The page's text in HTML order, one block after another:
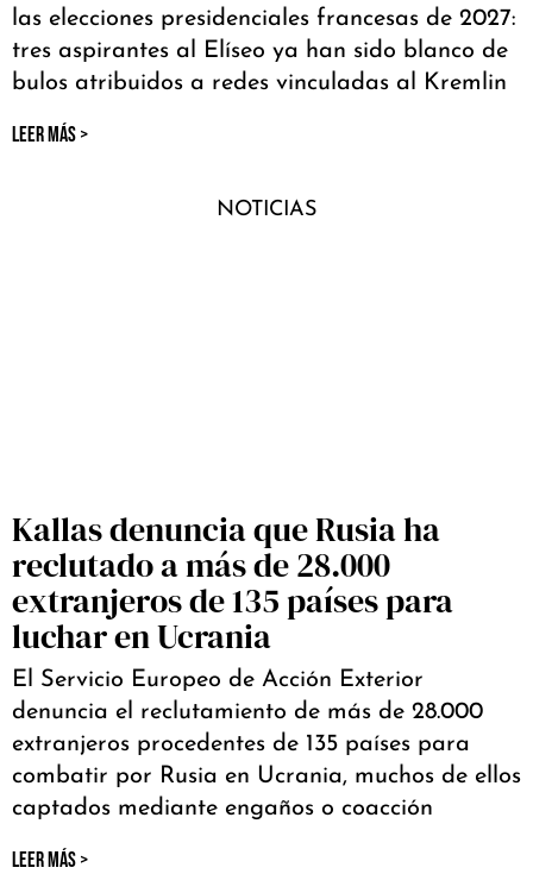
las elecciones presidenciales francesas de 2027:
tres aspirantes al Elíseo ya han sido blanco de
bulos atribuidos a redes vinculadas al Kremlin
LEER MÁS >
NOTICIAS
Kallas denuncia que Rusia ha
reclutado a más de 28.000
extranjeros de 135 países para
luchar en Ucrania
El Servicio Europeo de Acción Exterior
denuncia el reclutamiento de más de 28.000
extranjeros procedentes de 135 países para
combatir por Rusia en Ucrania, muchos de ellos
captados mediante engaños o coacción
LEER MÁS >